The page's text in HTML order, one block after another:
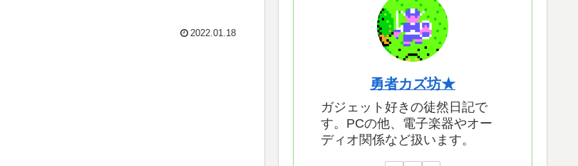
2022.01.18
勇者カズ坊★
ガジェット好きの徒然日記で
す。PCの他、電子楽器やオー
ディオ関係など扱います。